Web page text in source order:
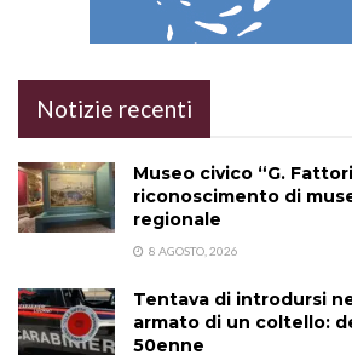
Notizie recenti
Museo civico “G.
riconoscimento di
regionale
8 AGOSTO, 2026
Tentava di introdursi
armato di un coltello:
50enne